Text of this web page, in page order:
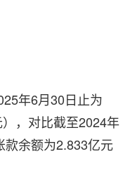
年6月30日止为
，对比截至2024年
款余额为2.833亿元